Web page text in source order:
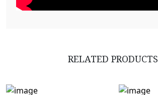
RELATED PRODUCTS